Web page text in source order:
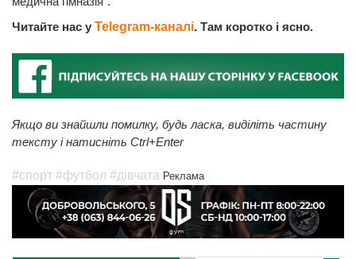
Читайте нас у Telegram-каналі. Там коротко і ясно.
Якщо ви знайшли помилку, будь ласка, виділіть частину
тексту і натисніть Ctrl+Enter
#спорт #футбол #дівчата Реклама